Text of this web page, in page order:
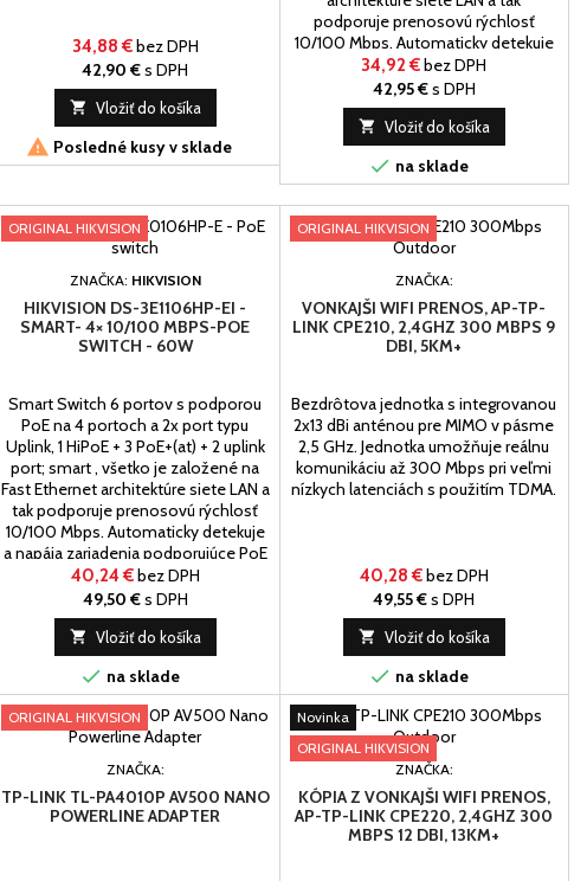
34,88 €bez DPH
42,90 €s DPH
 Vložiť do košíka
 Posledné kusy v sklade
podporuje prenosovú rýchlosť
10/100 Mbps. Automaticky detekuje
a napája zariadenia podporujúce PoE
normu 802.3af / a to na portoch 1 až
4, port č.5-6 slúži ako uplink a...
34,92 €bez DPH
42,95 €s DPH
 Vložiť do košíka
 na sklade
ORIGINAL HIKVISION
ZNAČKA: HIKVISION
HIKVISION DS-3E1106HP-EI -
SMART- 4× 10/100 MBPS-POE
SWITCH - 60W
Smart Switch 6 portov s podporou
PoE na 4 portoch a 2x port typu
Uplink, 1 HiPoE + 3 PoE+(at) + 2 uplink
port; smart , všetko je založené na
Fast Ethernet architektúre siete LAN a
tak podporuje prenosovú rýchlosť
10/100 Mbps. Automaticky detekuje
a napája zariadenia podporujúce PoE
normu 802.3af / at (max.60W / port)
a to na portoch 1 až 4, port č.5-6...
40,24 €bez DPH
49,50 €s DPH
 Vložiť do košíka
 na sklade
ORIGINAL HIKVISION
ZNAČKA:
VONKAJŠI WIFI PRENOS, AP-TP-
LINK CPE210, 2,4GHZ 300 MBPS 9
DBI, 5KM+
Bezdrôtova jednotka s integrovanou
2x13 dBi anténou pre MIMO v pásme
2,5 GHz. Jednotka umožňuje reálnu
komunikáciu až 300 Mbps pri veľmi
nízkych latenciách s použitím TDMA.
40,28 €bez DPH
49,55 €s DPH
 Vložiť do košíka
 na sklade
ORIGINAL HIKVISION
ZNAČKA:
TP-LINK TL-PA4010P AV500 NANO
POWERLINE ADAPTER
Novinka
ORIGINAL HIKVISION
ZNAČKA:
KÓPIA Z VONKAJŠI WIFI PRENOS,
AP-TP-LINK CPE220, 2,4GHZ 300
MBPS 12 DBI, 13KM+